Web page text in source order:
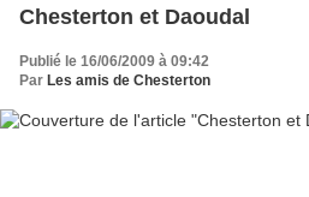
Chesterton et Daoudal
Publié le 16/06/2009 à 09:42
Par Les amis de Chesterton